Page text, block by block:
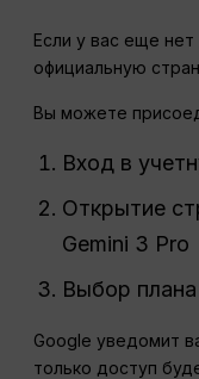
Если у вас еще
официальную
Вы можете
Вход в
Открытие
Gemini 3 Pro
Выбор
Google уведомит
только доступ